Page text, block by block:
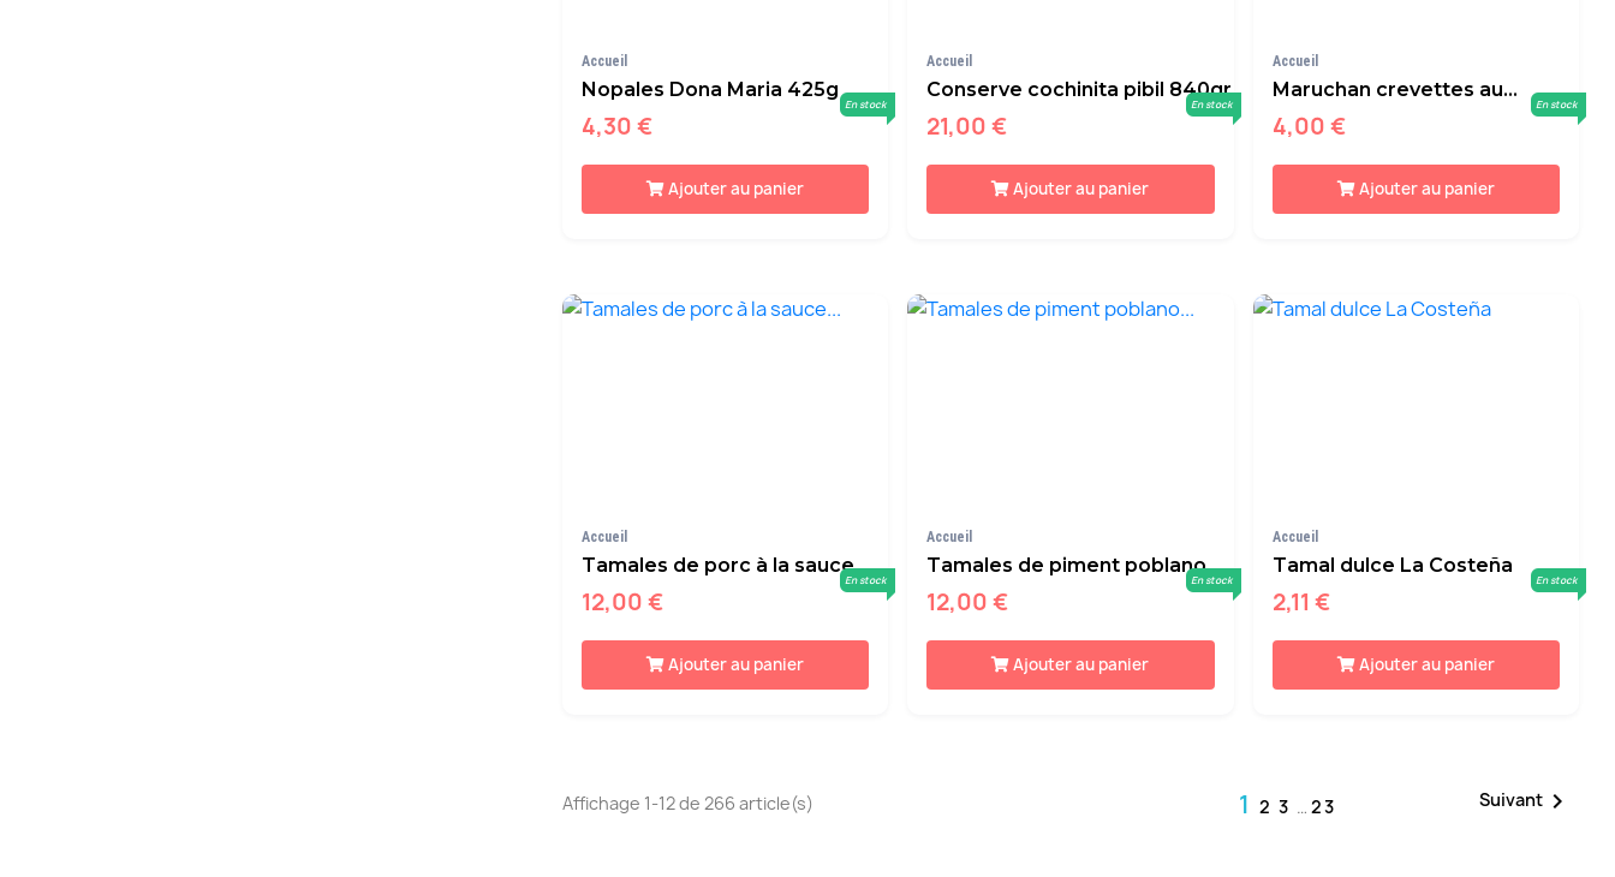
Accueil
Nopales Dona Maria 425g
4,30 €
En stock
Ajouter au panier
Accueil
Conserve cochinita pibil 840gr
21,00 €
En stock
Ajouter au panier
Accueil
Maruchan crevettes au...
4,00 €
En stock
Ajouter au panier
Accueil
Tamales de porc à la sauce...
12,00 €
En stock
Ajouter au panier
Accueil
Tamales de piment poblano...
12,00 €
En stock
Ajouter au panier
Accueil
Tamal dulce La Costeña
2,11 €
En stock
Ajouter au panier
Affichage 1-12 de 266 article(s) 1 2 3 … 23 Suivant